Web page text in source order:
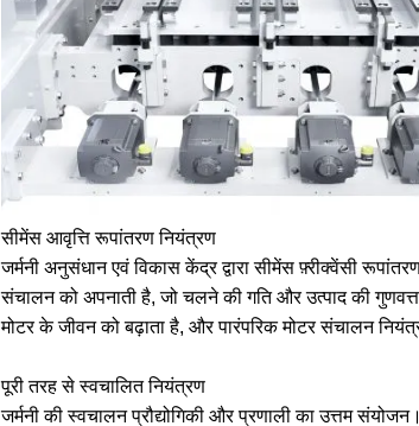
सीमेंस आवृत्ति रूपांतरण नियंत्रण
जर्मनी अनुसंधान एवं विकास केंद्र द्वारा सीमेंस फ़्रीक्वेंसी
संचालन को अपनाती है, जो चलने की गति और उत्पाद की
मोटर के जीवन को बढ़ाता है, और पारंपरिक मोटर संचालन
पूरी तरह से स्वचालित नियंत्रण
जर्मनी की स्वचालन प्रौद्योगिकी और प्रणाली का उत्तम